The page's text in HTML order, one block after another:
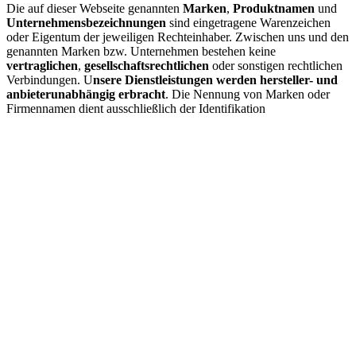
Die auf dieser Webseite genannten Marken, Produktnamen und
Unternehmensbezeichnungen sind eingetragene Warenzeichen
oder Eigentum der jeweiligen Rechteinhaber. Zwischen uns und den
genannten Marken bzw. Unternehmen bestehen keine
vertraglichen, gesellschaftsrechtlichen oder sonstigen rechtlichen
Verbindungen. Unsere Dienstleistungen werden hersteller- und
anbieterunabhängig erbracht. Die Nennung von Marken oder
Firmennamen dient ausschließlich der Identifikation